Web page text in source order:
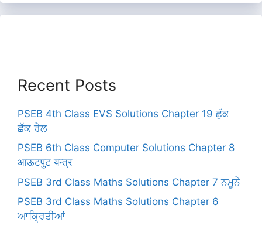
Recent Posts
PSEB 4th Class EVS Solutions Chapter 19 ਛੁੱਕ
ਛੱਕ ਰੇਲ
PSEB 6th Class Computer Solutions Chapter 8
आऊटपुट यन्त्र
PSEB 3rd Class Maths Solutions Chapter 7 ਨਮੂਨੇ
PSEB 3rd Class Maths Solutions Chapter 6
ਆਕ੍ਰਿਤੀਆਂ